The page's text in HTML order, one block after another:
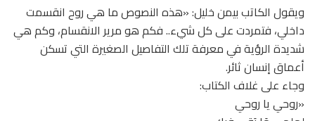
ويقول الكاتب بيمن خليل: «هذه النصوص ما هي روح انقسمت
داخلي، فتمردت على كل شيء.. فكم هو مرير الانقسام، وكم هي
شديدة الرؤية في معرفة تلك التفاصيل الصغيرة التي تسكن
أعماق إنسان ثائر.
وجاء على غلاف الكتاب:
«روحي يا روحي